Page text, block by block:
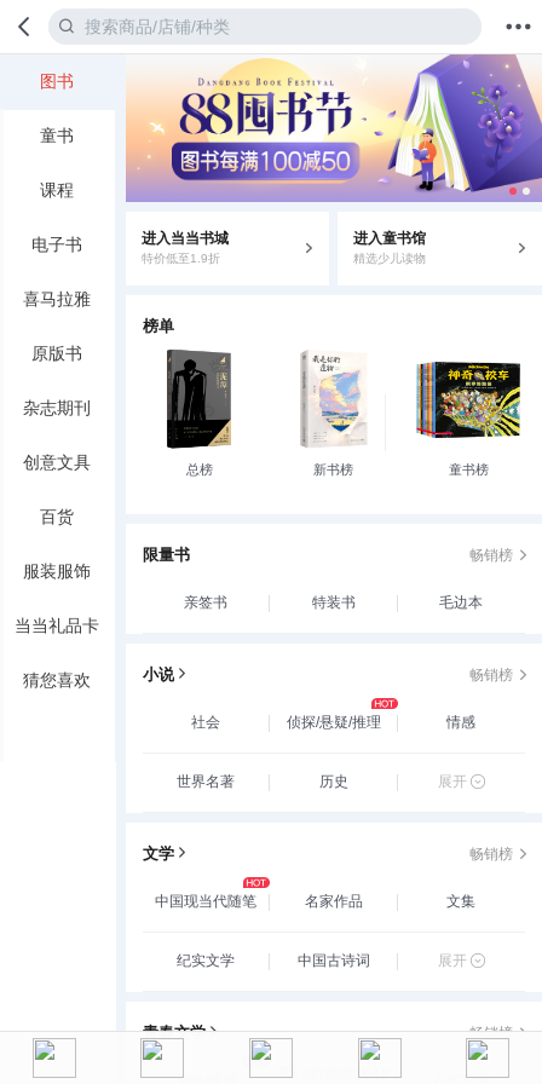
值得买 我的当当
图书
童书
课程
电子书
喜马拉雅
原版书
杂志期刊
创意文具
百货
服装服饰
当当礼品卡
猜您喜欢
进入当当书城
特价低至1.9折
进入童书馆
精选少儿读物
榜单
总榜 新书榜 童书榜
限量书 畅销榜
亲签书 特装书 毛边本
小说 畅销榜
社会 侦探/悬疑/推理 情感
世界名著 历史 展开
文学 畅销榜
中国现当代随笔 名家作品 文集
纪实文学 中国古诗词 展开
青春文学 畅销榜
玄幻/新武侠/魔幻/